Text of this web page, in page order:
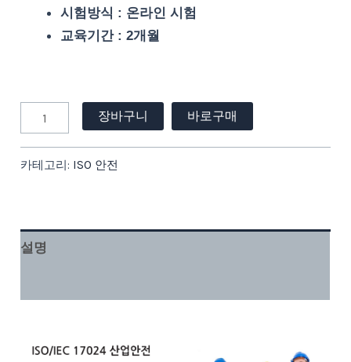
시험방식 : 온라인 시험
교육기간 : 2개월
장바구니 바로구매
카테고리: ISO 안전
설명